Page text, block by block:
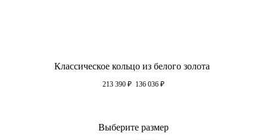
Классическое кольцо из белого золота
213 390 ₽ 136 036 ₽
Выберите размер